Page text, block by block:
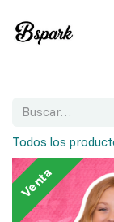
Todos los
Venta